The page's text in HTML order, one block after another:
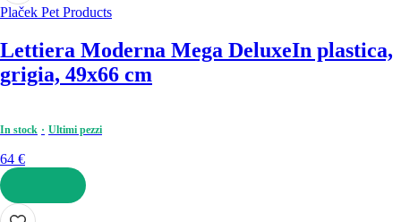
Plaček Pet Products
Lettiera Moderna Mega DeluxeIn plastica,
grigia, 49x66 cm
In stock Ultimi pezzi
64 €
AGGIUNGI